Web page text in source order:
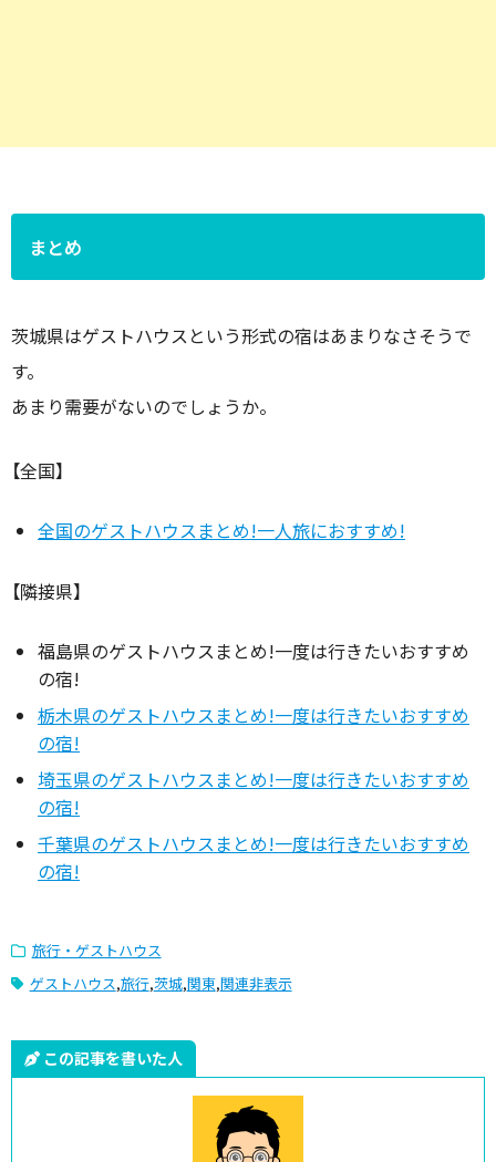
まとめ
茨城県はゲストハウスという形式の宿はあまりなさそうで
す。
あまり需要がないのでしょうか。
【全国】
全国のゲストハウスまとめ!一人旅におすすめ!
【隣接県】
福島県のゲストハウスまとめ!一度は行きたいおすすめ
の宿!
栃木県のゲストハウスまとめ!一度は行きたいおすすめ
の宿!
埼玉県のゲストハウスまとめ!一度は行きたいおすすめ
の宿!
千葉県のゲストハウスまとめ!一度は行きたいおすすめ
の宿!
旅行・ゲストハウス
ゲストハウス,旅行,茨城,関東,関連非表示
この記事を書いた人